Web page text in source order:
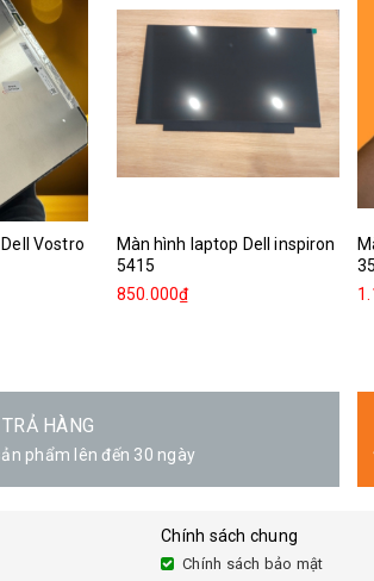
Vostro
Màn hình laptop Dell inspiron
5415
850.000₫
HÀNG
phẩm lên đến 30 ngày
Chính sách chung
Chính sách bảo mật